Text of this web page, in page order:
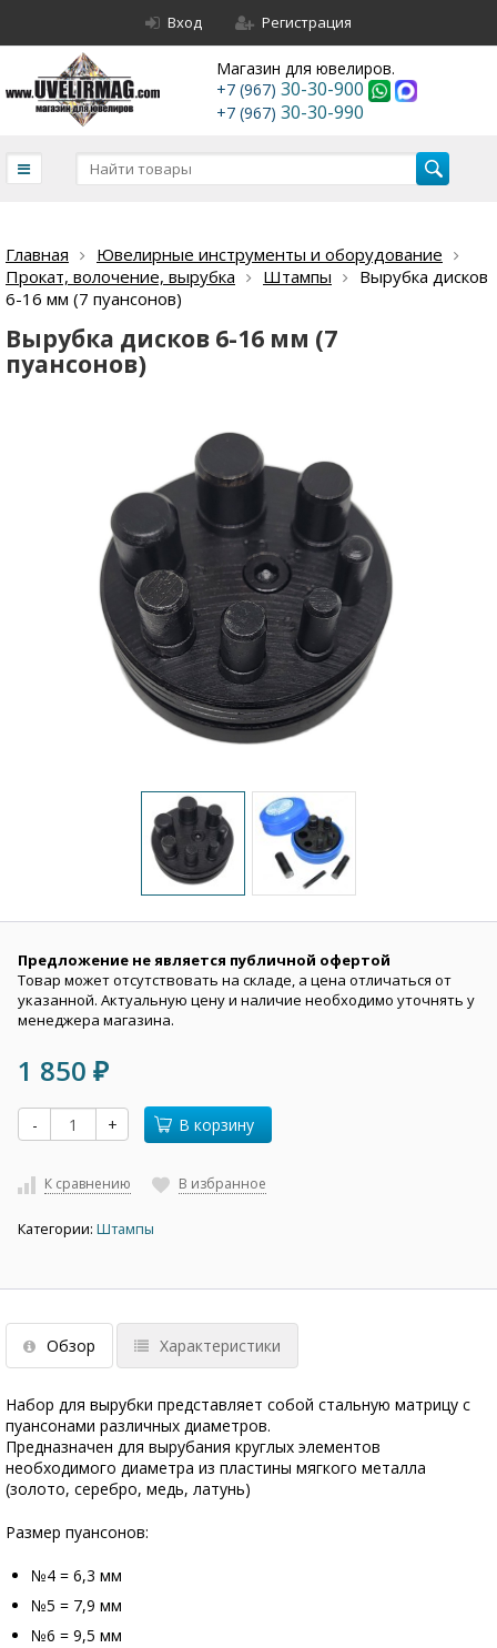
Вход Регистрация
Магазин для ювелиров.
+7 (967) 30-30-900
+7 (967) 30-30-990
Главная
Ювелирные инструменты и оборудование
Прокат, волочение, вырубка
Штампы
Вырубка дисков
6-16 мм (7 пуансонов)
Вырубка дисков 6-16 мм (7
пуансонов)
Предложение не является публичной офертой
Товар может отсутствовать на складе, а цена отличаться от
указанной. Актуальную цену и наличие необходимо уточнять у
менеджера магазина.
1 850 ₽
- + В корзину
К сравнению В избранное
Категории: Штампы
Обзор Характеристики
Набор для вырубки представляет собой стальную матрицу с
пуансонами различных диаметров.
Предназначен для вырубания круглых элементов
необходимого диаметра из пластины мягкого металла
(золото, серебро, медь, латунь)
Размер пуансонов:
№4 = 6,3 мм
№5 = 7,9 мм
№6 = 9,5 мм